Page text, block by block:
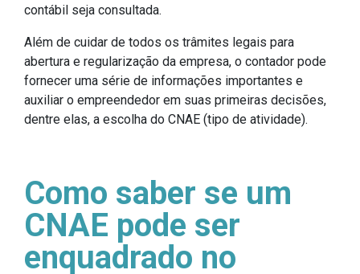
contábil seja consultada.
Além de cuidar de todos os trâmites legais para
abertura e regularização da empresa, o contador pode
fornecer uma série de informações importantes e
auxiliar o empreendedor em suas primeiras decisões,
dentre elas, a escolha do CNAE (tipo de atividade).
Como saber se um
CNAE pode ser
enquadrado no